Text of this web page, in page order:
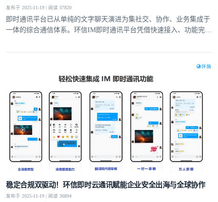
发布于 2025-11-19 | 阅读 37820
即时通讯平台已从单纯的文字聊天演进为集社交、协作、业务集成于
一体的综合通信体系。环信IM即时通讯平台凭借快速接入、功能完
为各类企业构建核心通讯能力的优选的合作伙伴。
稳定合规双驱动！环信即时云通讯赋能企业安全出海与全球协作
发布于 2025-11-19 | 阅读 36894